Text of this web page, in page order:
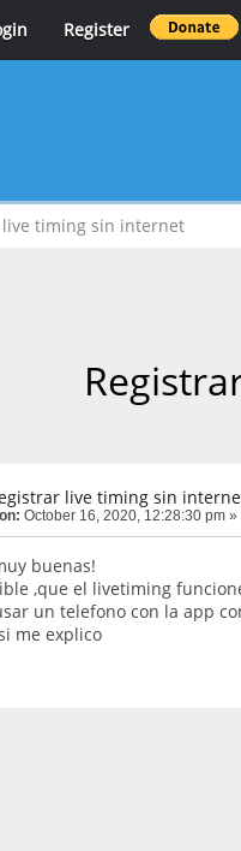
Register
live timing sin internet
live timing sin
on: October 16, 2020, 12:28:30 pm »
buenas!
,que el livetiming
un telefono con la app
me explico